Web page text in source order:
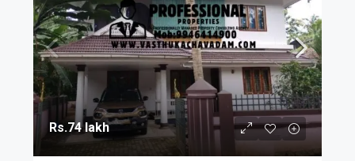
Rs.74 lakh